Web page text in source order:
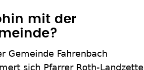
mit der
Gemeinde Fahrenbach
sich Pfarrer Roth-Landzettel